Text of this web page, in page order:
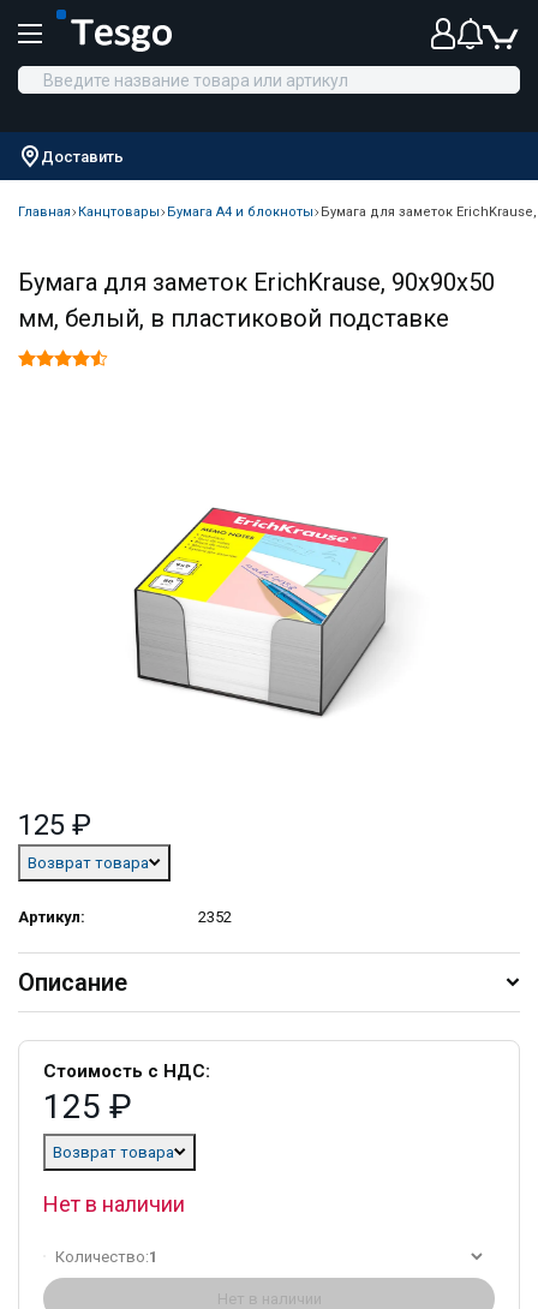
Доставить
Главная Канцтовары Бумага А4 и блокноты Бумага для заметок
Бумага для заметок ErichKrause, 90x90x50
мм, белый, в пластиковой подставке
125 ₽
Возврат товара
Артикул: 2352
Описание
Стоимость с НДС:
125 ₽
Возврат товара
Нет в наличии
Количество:1
Нет в наличии